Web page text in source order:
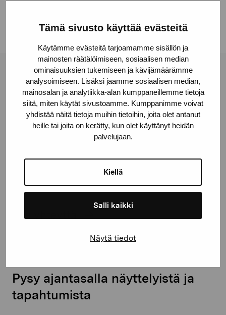
Tämä sivusto käyttää evästeitä
Käytämme evästeitä tarjoamamme sisällön ja
mainosten räätälöimiseen, sosiaalisen median
ominaisuuksien tukemiseen ja kävijämäärämme
analysoimiseen. Lisäksi jaamme sosiaalisen median,
mainosalan ja analytiikka-alan kumppaneillemme tietoja
siitä, miten käytät sivustoamme. Kumppanimme voivat
yhdistää näitä tietoja muihin tietoihin, joita olet antanut
heille tai joita on kerätty, kun olet käyttänyt heidän
palvelujaan.
Kiellä
Salli kaikki
Näytä tiedot
Pro Artibus -säätiö
Kustaa Vaasan katu 11
10600 Tammisaari
proartibus@proartibus.fi
Pysy ajantasalla näyttelyistä ja
tapahtumista